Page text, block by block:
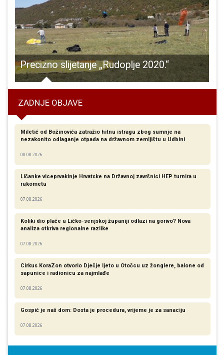
Precizno slijetanje „Rudoplje 2020.“
ZADNJE OBJAVE
Miletić od Božinovića zatražio hitnu istragu zbog sumnje na
nezakonito odlaganje otpada na državnom zemljištu u Udbini
08.08.2026
Ličanke viceprvakinje Hrvatske na Državnoj završnici HEP turnira u
rukometu
07.08.2026
Koliki dio plaće u Ličko-senjskoj županiji odlazi na gorivo? Nova
analiza otkriva regionalne razlike​
07.08.2026
Cirkus KoraZon otvorio Dječje ljeto u Otočcu uz žonglere, balone od
sapunice i radionicu za najmlađe
07.08.2026
Gospić je naš dom: Dosta je procedura, vrijeme je za sanaciju
07.08.2026